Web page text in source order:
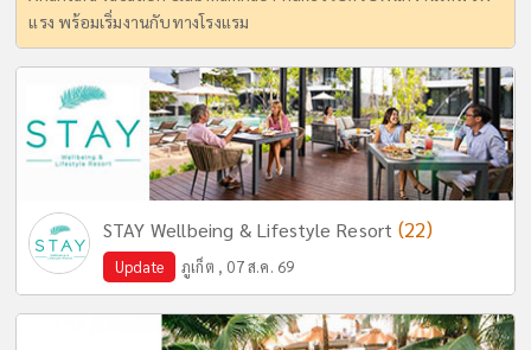
แรง พร้อมเริ่มงานกับทางโรงแรม
STAY Wellbeing & Lifestyle Resort (22)
Update ภูเก็ต , 07 ส.ค. 69